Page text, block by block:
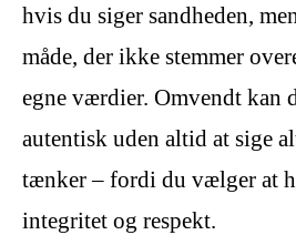
hvis du siger sandheden,
måde, der ikke stemmer
egne værdier. Omvendt kan
autentisk uden altid at sige
tænker – fordi du vælger at
integritet og respekt.